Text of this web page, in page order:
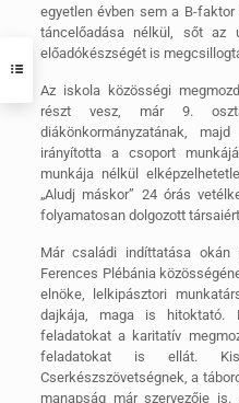
egyetlen évben sem a B-
táncelőadása nélkül, sőt az
előadókészségét is
Az iskola közösségi
részt vesz, már 9.
diákönkormányzatának,
irányította a csoport
munkája nélkül
„Aludj máskor” 24 órás
folyamatosan dolgozott
Már családi indíttatása
Ferences Plébánia
elnöke, lelkipásztori
dajkája, maga is hitoktató.
feladatokat a karitatív
feladatokat is ellát.
Cserkészszövetségnek, a
manapság már szervezője